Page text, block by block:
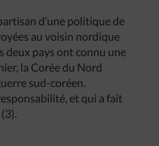
d’une politique de
au voisin nordique
deux pays ont connu une
la Corée du Nord
sud-coréen.
et qui a fait